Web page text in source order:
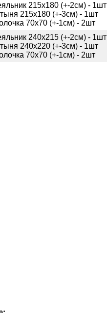
215х180 (+-2см) - 1шт
215х180 (+-3см) - 1шт
70х70 (+-1см) - 2шт
240х215 (+-2см) - 1шт
240х220 (+-3см) - 1шт
70х70 (+-1см) - 2шт